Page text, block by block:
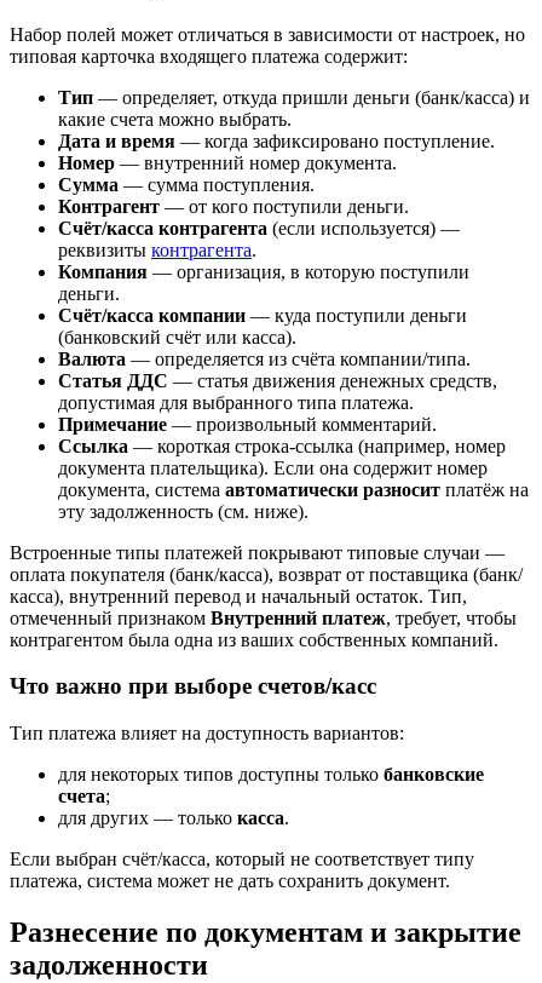
Набор полей может отличаться в зависимости от настроек, но
типовая карточка входящего платежа содержит:
Тип — определяет, откуда пришли деньги (банк/касса) и
какие счета можно выбрать.
Дата и время — когда зафиксировано поступление.
Номер — внутренний номер документа.
Сумма — сумма поступления.
Контрагент — от кого поступили деньги.
Счёт/касса контрагента (если используется) —
реквизиты контрагента.
Компания — организация, в которую поступили
деньги.
Счёт/касса компании — куда поступили деньги
(банковский счёт или касса).
Валюта — определяется из счёта компании/типа.
Статья ДДС — статья движения денежных средств,
допустимая для выбранного типа платежа.
Примечание — произвольный комментарий.
Ссылка — короткая строка-ссылка (например, номер
документа плательщика). Если она содержит номер
документа, система автоматически разносит платёж на
эту задолженность (см. ниже).
Встроенные типы платежей покрывают типовые случаи —
оплата покупателя (банк/касса), возврат от поставщика (банк/
касса), внутренний перевод и начальный остаток. Тип,
отмеченный признаком Внутренний платеж, требует, чтобы
контрагентом была одна из ваших собственных компаний.
Что важно при выборе счетов/касс
Тип платежа влияет на доступность вариантов:
для некоторых типов доступны только банковские
счета;
для других — только касса.
Если выбран счёт/касса, который не соответствует типу
платежа, система может не дать сохранить документ.
Разнесение по документам и закрытие
задолженности